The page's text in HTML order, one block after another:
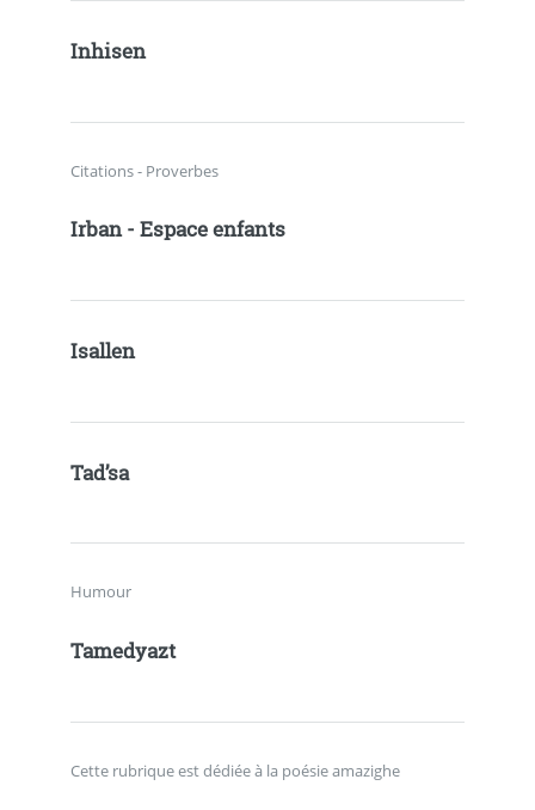
Inhisen
Citations - Proverbes
Irban - Espace enfants
Isallen
Tad’sa
Humour
Tamedyazt
Cette rubrique est dédiée à la poésie amazighe